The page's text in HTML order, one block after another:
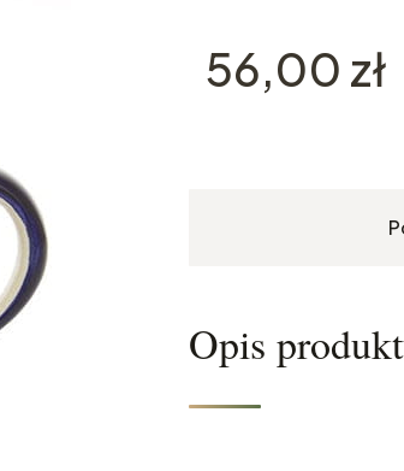
Cena
56,00 zł
Opis